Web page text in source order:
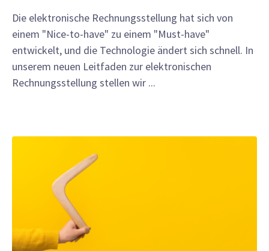
Die elektronische Rechnungsstellung hat sich von
einem "Nice-to-have" zu einem "Must-have"
entwickelt, und die Technologie ändert sich schnell. In
unserem neuen Leitfaden zur elektronischen
Rechnungsstellung stellen wir ...